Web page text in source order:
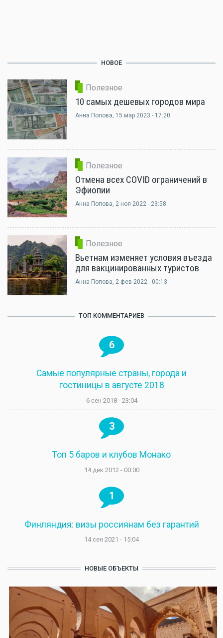
НОВОЕ
Полезное
10 самых дешевых городов мира
Анна Попова, 15 мар 2023 - 17:20
Полезное
Отмена всех COVID ограничений в
Эфиопии
Анна Попова, 2 ноя 2022 - 23:58
Полезное
Вьетнам изменяет условия въезда
для вакцинированных туристов
Анна Попова, 2 фев 2022 - 00:13
ТОП КОММЕНТАРИЕВ
6
Самые популярные страны, города и
гостиницы в августе 2018
6 сен 2018 - 23:04
3
Топ 5 баров и клубов Монако
14 дек 2012 - 00:00
1
Финляндия: визы россиянам без гарантий
14 сен 2021 - 15:04
НОВЫЕ ОБЪЕКТЫ